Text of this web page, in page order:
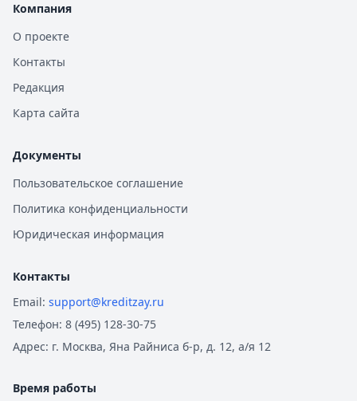
Компания
О проекте
Контакты
Редакция
Карта сайта
Документы
Пользовательское соглашение
Политика конфиденциальности
Юридическая информация
Контакты
Email: support@kreditzay.ru
Телефон: 8 (495) 128-30-75
Адрес: г. Москва, Яна Райниса б-р, д. 12, а/я 12
Время работы